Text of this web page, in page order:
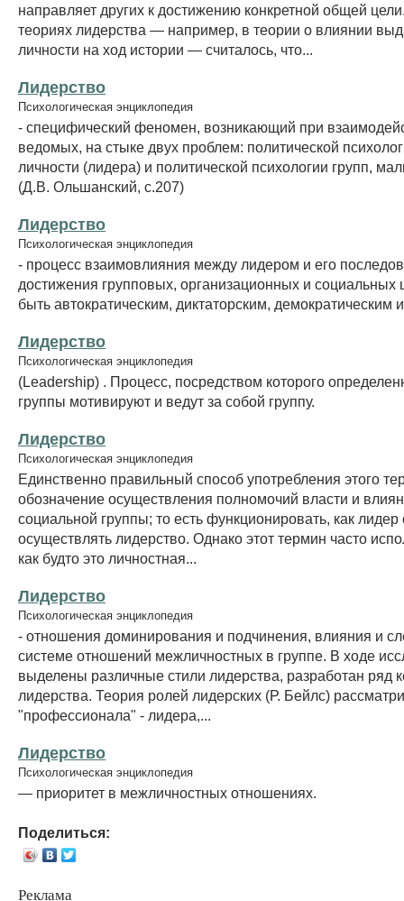
направляет других к достижению конкретной общей
теориях лидерства — например, в теории о влиянии
личности на ход истории — считалось, что...
Лидерство
Психологическая энциклопедия
- специфический феномен, возникающий при
ведомых, на стыке двух проблем: политической
личности (лидера) и политической психологии групп,
(Д.В. Ольшанский, с.207)
Лидерство
Психологическая энциклопедия
- процесс взаимовлияния между лидером и его
достижения групповых, организационных и социальных
быть автократическим, диктаторским, демократическим и
Лидерство
Психологическая энциклопедия
(Leadership) . Процесс, посредством которого
группы мотивируют и ведут за собой группу.
Лидерство
Психологическая энциклопедия
Единственно правильный способ употребления этого
обозначение осуществления полномочий власти и
социальной группы; то есть функционировать, как лидер
осуществлять лидерство. Однако этот термин часто
как будто это личностная...
Лидерство
Психологическая энциклопедия
- отношения доминирования и подчинения, влияния и
системе отношений межличностных в группе. В ходе
выделены различные стили лидерства, разработан ряд
лидерства. Теория ролей лидерских (Р. Бейлс)
"профессионала" - лидера,...
Лидерство
Психологическая энциклопедия
— приоритет в межличностных отношениях.
Поделиться:
Реклама